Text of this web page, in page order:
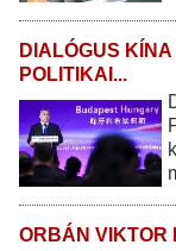
DIALÓGUS
POLITIKAI...
ORBÁN VIKTOR